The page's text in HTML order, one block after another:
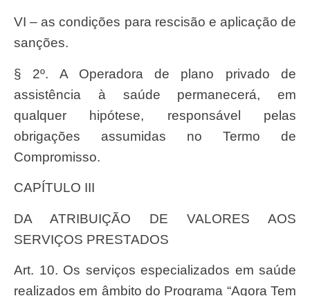
VI – as condições para rescisão e aplicação de
sanções.
§ 2º. A Operadora de plano privado de
assistência à saúde permanecerá, em
qualquer hipótese, responsável pelas
obrigações assumidas no Termo de
Compromisso.
CAPÍTULO III
DA ATRIBUIÇÃO DE VALORES AOS
SERVIÇOS PRESTADOS
Art. 10. Os serviços especializados em saúde
realizados em âmbito do Programa “Agora Tem